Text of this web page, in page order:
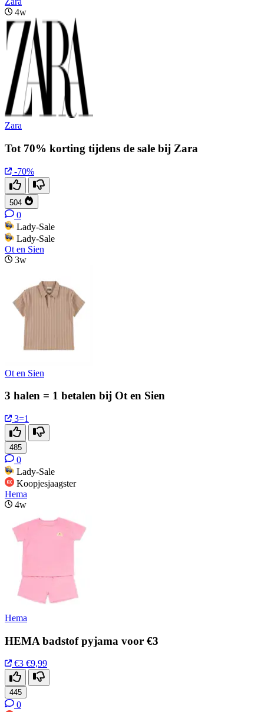
4w
Zara
Tot 70% korting tijdens de sale bij Zara
-70%
504
0
Lady-Sale
Lady-Sale
Ot en Sien
3w
Ot en Sien
3 halen = 1 betalen bij Ot en Sien
3=1
485
0
Lady-Sale
Koopjesjaagster
Hema
4w
Hema
HEMA badstof pyjama voor €3
€3 €9,99
445
0